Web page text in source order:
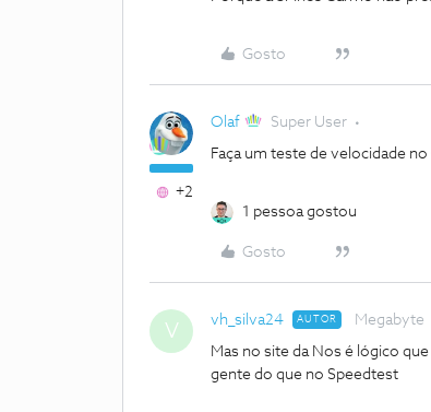
Gosto
+2
Olaf Super User
Faça um teste de velocidade
1 pessoa gostou
Gosto
V vh_silva24 AUTOR Megabyte
Mas no site da Nos é lógico
gente do que no Speedtest